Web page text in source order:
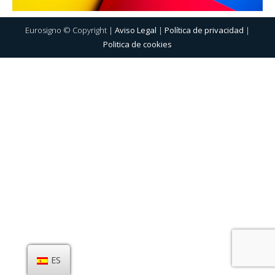
Eurosigno © Copyright | Aviso Legal | Política de privacidad |
Politica de cookies
ES